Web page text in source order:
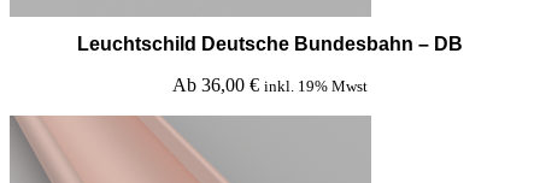
Leuchtschild Deutsche Bundesbahn – DB
Ab 36,00 € inkl. 19% Mwst